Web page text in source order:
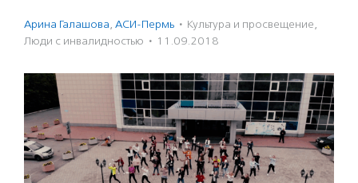
Арина Галашова, АСИ-Пермь · Культура и просвещение,
Люди с инвалидностью · 11.09.2018